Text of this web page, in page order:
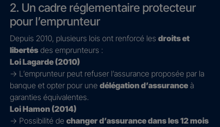
2. Un cadre réglementaire protecteur
pour l’emprunteur
Depuis 2010, plusieurs lois ont renforcé les droits et
libertés des emprunteurs :
Loi Lagarde (2010)
→ L’emprunteur peut refuser l’assurance proposée par la
banque et opter pour une délégation d’assurance à
garanties équivalentes.
Loi Hamon (2014)
→ Possibilité de changer d’assurance dans les 12 mois